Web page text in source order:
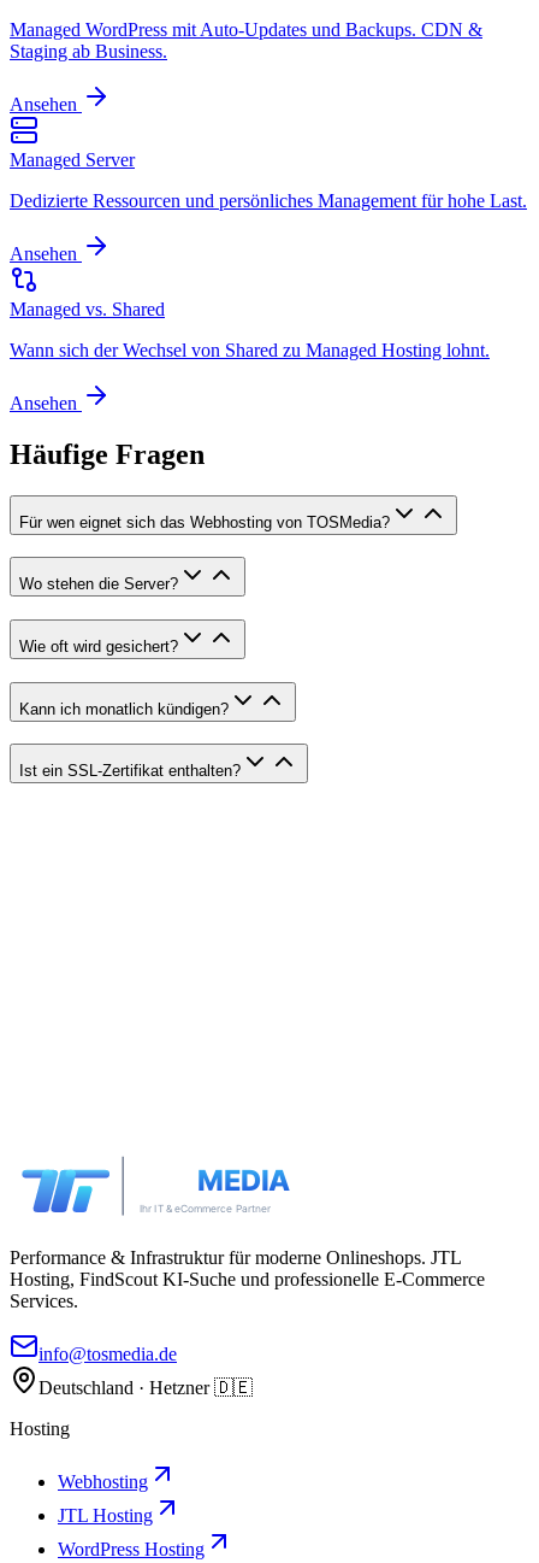
Managed WordPress mit Auto-Updates und Backups. CDN &
Staging ab Business.
Ansehen
Managed Server
Dedizierte Ressourcen und persönliches Management für hohe Last.
Ansehen
Managed vs. Shared
Wann sich der Wechsel von Shared zu Managed Hosting lohnt.
Ansehen
Häufige Fragen
Für wen eignet sich das Webhosting von TOSMedia?
Wo stehen die Server?
Wie oft wird gesichert?
Kann ich monatlich kündigen?
Ist ein SSL-Zertifikat enthalten?
Performance & Infrastruktur für moderne Onlineshops. JTL
Hosting, FindScout KI-Suche und professionelle E-Commerce
Services.
info@tosmedia.de
Deutschland · Hetzner 🇩🇪
Hosting
Webhosting
JTL Hosting
WordPress Hosting